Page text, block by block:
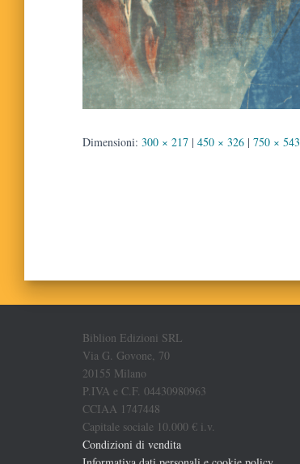
Dimensioni: 300 × 217 | 450 × 326 | 750 × 543
Biblion Edizioni SRL
Via G. Govone, 70
20155 Milano
P.IVA e C.F. 04430980963
CCIAA 1747448
Capitale sociale 10.000 € i.v.
Condizioni di vendita